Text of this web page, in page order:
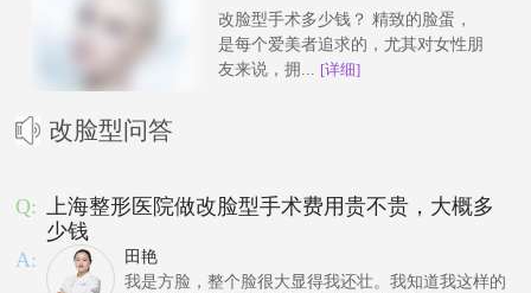
改脸型手术多少钱？ 精致的脸蛋，
是每个爱美者追求的，尤其对女性朋
友来说，拥...
[详细]
改脸型问答
Q: 上海整形医院做改脸型手术费用贵不贵，大概多
少钱
A:
田艳
我是方脸，整个脸很大显得我还壮。我知道我这样的